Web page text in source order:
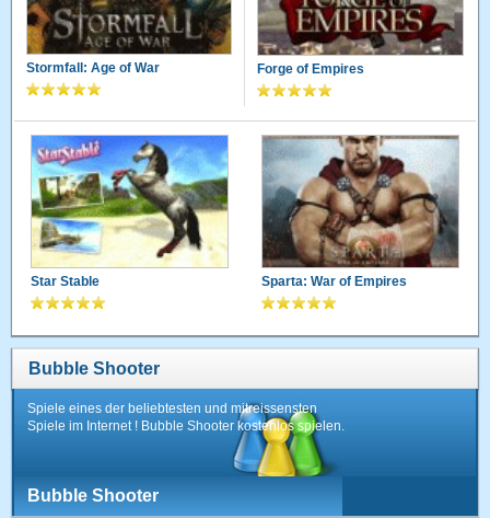
Stormfall: Age of War Forge of Empires
Star Stable Sparta: War of Empires
Bubble Shooter
Spiele eines der beliebtesten und mitreissensten
Spiele im Internet ! Bubble Shooter kostenlos spielen.
Bubble Shooter